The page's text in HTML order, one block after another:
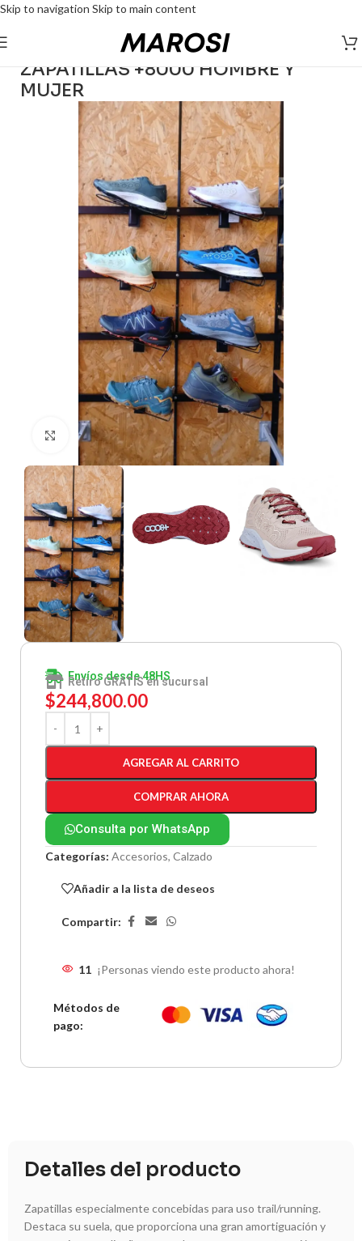
Skip to navigation Skip to main content
ZAPATILLAS +8000 HOMBRE Y
MUJER
Clic para ampliar
Envíos desde 48HS
Retiro GRATIS en sucursal
$244,800.00
AGREGAR AL CARRITO
COMPRAR AHORA
Consulta por WhatsApp
Categorías: Accesorios, Calzado
Añadir a la lista de deseos
Compartir:
11 ¡Personas viendo este producto ahora!
Métodos de
pago:
Detalles del producto
Zapatillas especialmente concebidas para uso trail/running.
Destaca su suela, que proporciona una gran amortiguación y